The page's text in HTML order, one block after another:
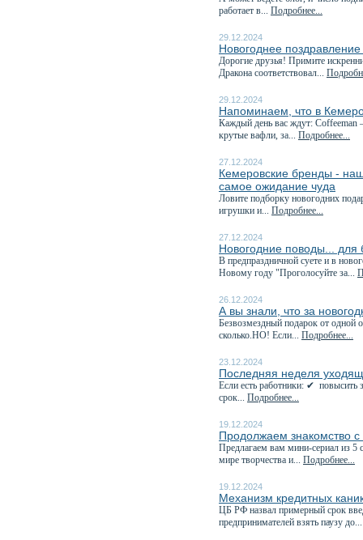
работает в... Подробнее...
29.12.2024
Новогоднее
Дорогие друзья! Примите
Дракона соответствовал...
29.12.2024
Напоминаем, что в
Каждый день вас ждут: Coffeeman
крутые вафли, за... Подробнее...
27.12.2024
Кемеровские бренды -
самое ожидание чуда
Ловите подборку новогодних
игрушки и... Подробнее...
27.12.2024
Новогодние поводы... для
В предпраздничной суете и в
Новому году "Проголосуйте за...
26.12.2024
А вы знали, что за
Безвозмездный подарок от одной
сколько.НО! Если... Подробнее...
23.12.2024
Последняя неделя
Если есть работники: ✔ повысить
срок... Подробнее...
19.12.2024
Продолжаем знакомство
Предлагаем вам мини-сериал из
мире творчества и... Подробнее...
19.12.2024
Механизм кредитных
️ЦБ РФ назвал примерный срок
предпринимателей взять паузу